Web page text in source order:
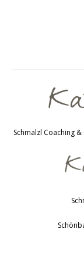
Schmalzl Coaching